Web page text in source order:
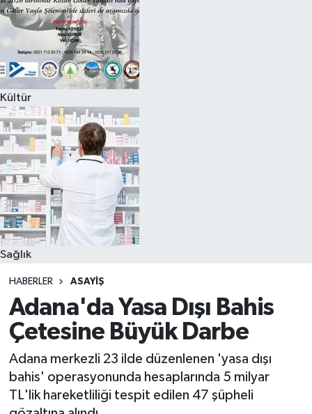
Kültür
Sağlık
HABERLER ASAYIŞ
Adana'da Yasa Dışı Bahis
Çetesine Büyük Darbe
Adana merkezli 23 ilde düzenlenen 'yasa dışı
bahis' operasyonunda hesaplarında 5 milyar
TL'lik hareketliliği tespit edilen 47 şüpheli